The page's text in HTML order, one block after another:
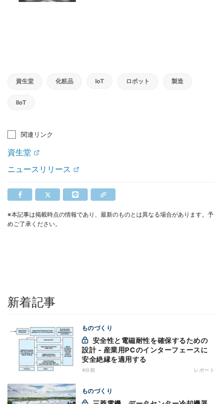
資生堂 化粧品 IoT ロボット 製造
IIoT
関連リンク
資生堂
ニュースリリース
※本記事は掲載時点の情報であり、最新のものとは異なる場合があります。予
めご了承ください。
新着記事
ものづくり
設計 - 産業用PCのインターフェースに
安全絶縁を適用する
4分前 レポート
ものづくり